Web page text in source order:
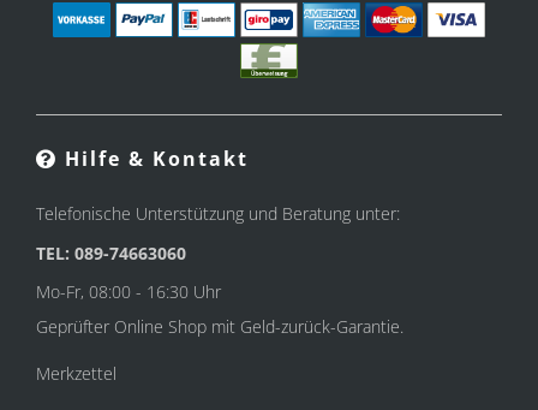
Hilfe & Kontakt
Telefonische Unterstützung und Beratung unter:
TEL: 089-74663060
Mo-Fr, 08:00 - 16:30 Uhr
Geprüfter Online Shop mit Geld-zurück-Garantie.
Merkzettel